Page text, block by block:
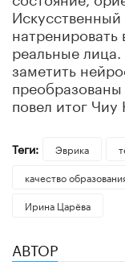
реальные
заметить
повел итог Чиу
Теги: Эврика
качество
Ирина Царёва
АВТОР